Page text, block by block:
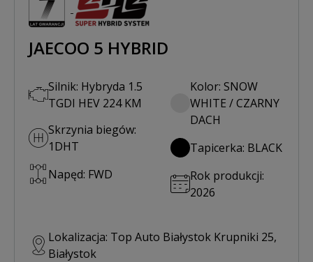
JAECOO 5 HYBRID
Silnik: Hybryda 1.5
TGDI HEV 224 KM
Skrzynia biegów:
1DHT
Napęd: FWD
Kolor: SNOW
WHITE / CZARNY
DACH
Tapicerka: BLACK
Rok produkcji:
2026
Lokalizacja: Top Auto Białystok Krupniki 25,
Białystok